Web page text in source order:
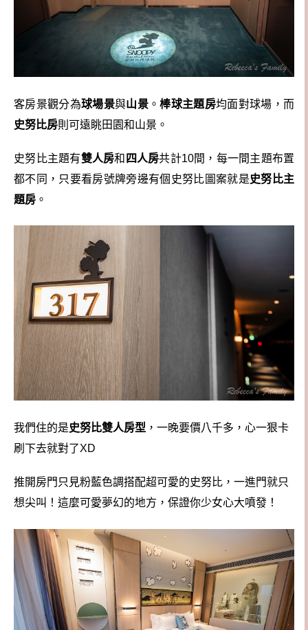
客房景觀分為球場景與山景 。棒球主題房均面對球場，而
史努比房則可遠眺田園和山景。
史努比主題有雙人房和 四人房共計10間，每一間主題布置
都不同，只要看房號牌旁邊有個史努比圖案就是史努比主
題房 。
我們住的是史努比雙人房型 ，一晚要價八千多，心一狠卡
刷下去就對了XD
推開房門只見粉藍色調搭配超可愛的史努比，一進門就只
想尖叫！這麼可愛夢幻的地方，保證你少女心大噴發！